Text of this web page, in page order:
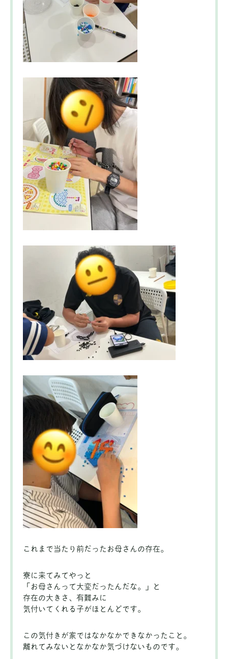
これまで当たり前だったお母さんの存在。
寮に来てみてやっと
「お母さんって大変だったんだな。」と
存在の大きさ、有難みに
気付いてくれる子がほとんどです。
この気付きが家ではなかなかできなかったこと。
離れてみないとなかなか気づけないものです。